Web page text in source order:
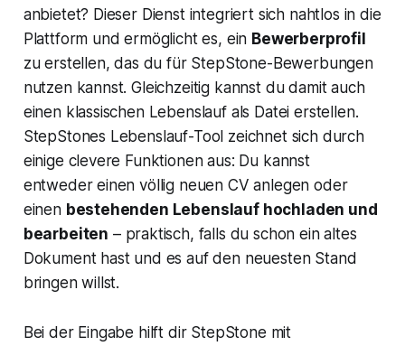
anbietet? Dieser Dienst integriert sich nahtlos in die
Plattform und ermöglicht es, ein Bewerberprofil
zu erstellen, das du für StepStone-Bewerbungen
nutzen kannst. Gleichzeitig kannst du damit auch
einen klassischen Lebenslauf als Datei erstellen.
StepStones Lebenslauf-Tool zeichnet sich durch
einige clevere Funktionen aus: Du kannst
entweder einen völlig neuen CV anlegen oder
einen bestehenden Lebenslauf hochladen und
bearbeiten – praktisch, falls du schon ein altes
Dokument hast und es auf den neuesten Stand
bringen willst.
Bei der Eingabe hilft dir StepStone mit